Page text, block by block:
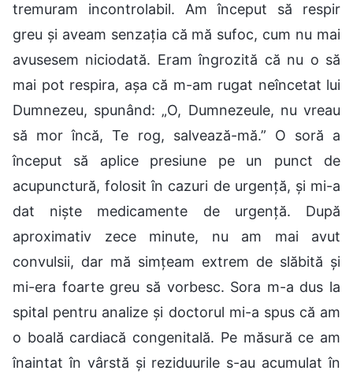
tremuram incontrolabil. Am început să respir
greu și aveam senzația că mă sufoc, cum nu mai
avusesem niciodată. Eram îngrozită că nu o să
mai pot respira, așa că m-am rugat neîncetat lui
Dumnezeu, spunând: „O, Dumnezeule, nu vreau
să mor încă, Te rog, salvează-mă.” O soră a
început să aplice presiune pe un punct de
acupunctură, folosit în cazuri de urgență, și mi-a
dat niște medicamente de urgență. După
aproximativ zece minute, nu am mai avut
convulsii, dar mă simțeam extrem de slăbită și
mi-era foarte greu să vorbesc. Sora m-a dus la
spital pentru analize și doctorul mi-a spus că am
o boală cardiacă congenitală. Pe măsură ce am
înaintat în vârstă și reziduurile s-au acumulat în